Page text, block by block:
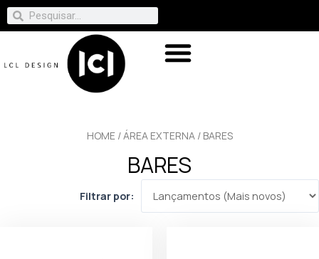
HOME/ÁREA EXTERNA / BARES
BARES
Filtrar por: